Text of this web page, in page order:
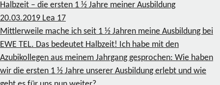
Halbzeit – die ersten 1 ½ Jahre meiner Ausbildung
20.03.2019 Lea 17
Mittlerweile mache ich seit 1 ½ Jahren meine Ausbildung bei
EWE TEL. Das bedeutet Halbzeit! Ich habe mit den
Azubikollegen aus meinem Jahrgang gesprochen: Wie haben
wir die ersten 1 ½ Jahre unserer Ausbildung erlebt und wie